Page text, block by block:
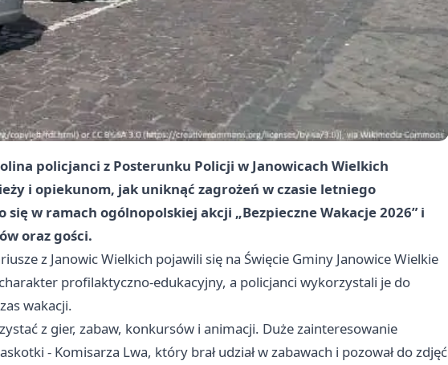
policjanci z Posterunku Policji w Janowicach Wielkich
i opiekunom, jak uniknąć zagrożeń w czasie letniego
się w ramach ogólnopolskiej akcji „Bezpieczne Wakacje 2026” i
oraz gości.
z Janowic Wielkich pojawili się na Święcie Gminy Janowice Wielkie
profilaktyczno-edukacyjny, a policjanci wykorzystali je do
wakacji.
z gier, zabaw, konkursów i animacji. Duże zainteresowanie
- Komisarza Lwa, który brał udział w zabawach i pozował do zdjęć